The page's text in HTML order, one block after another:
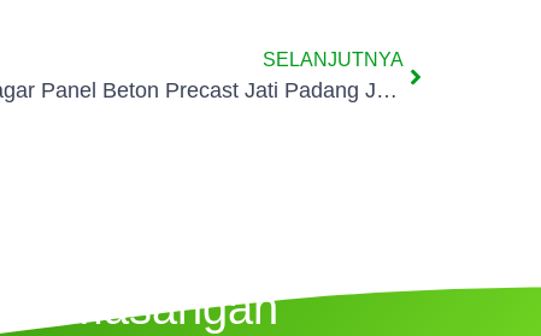
SELANJUTNYA
Pagar Panel Beton Precast Jati Padang Jakarta
Pemasangan